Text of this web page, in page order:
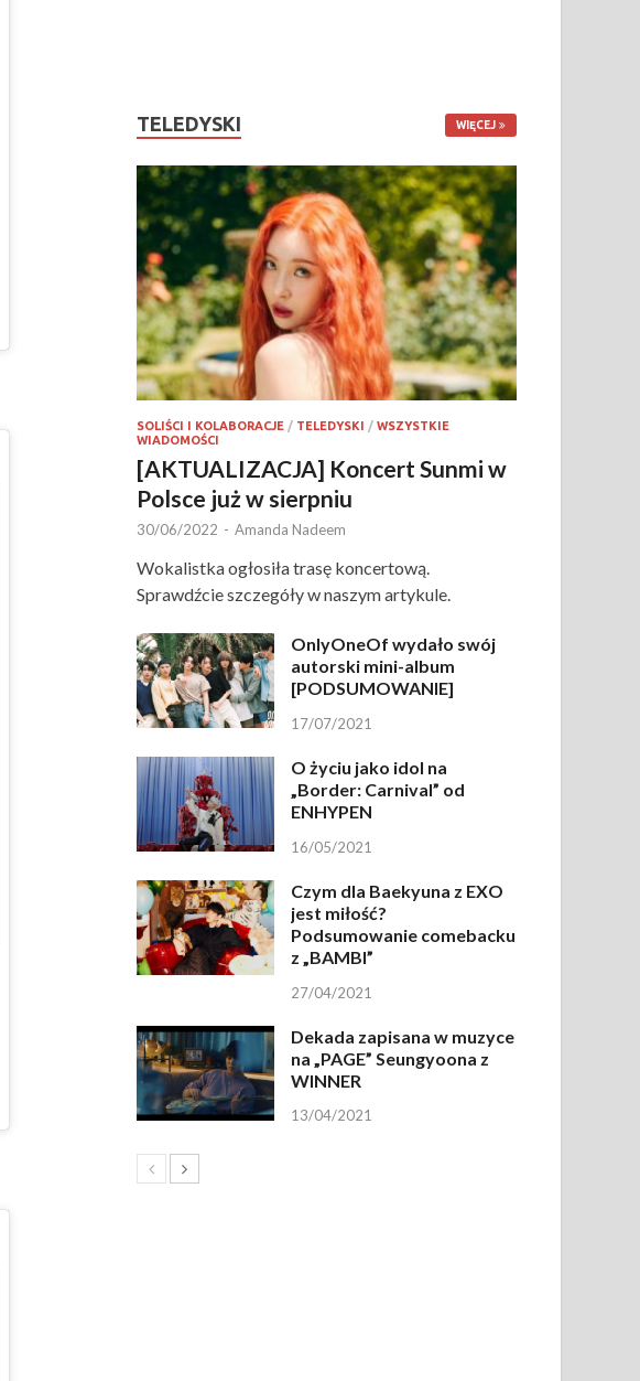
TELEDYSKI WIĘCEJ
SOLIŚCI I KOLABORACJE / TELEDYSKI /WSZYSTKIE
WIADOMOŚCI
[AKTUALIZACJA] Koncert Sunmi w
Polsce już w sierpniu
30/06/2022 - Amanda Nadeem
Wokalistka ogłosiła trasę koncertową.
Sprawdźcie szczegóły w naszym artykule.
OnlyOneOf wydało swój
autorski mini-album
[PODSUMOWANIE]
17/07/2021
O życiu jako idol na
„Border: Carnival” od
ENHYPEN
16/05/2021
Czym dla Baekyuna z EXO
jest miłość?
Podsumowanie comebacku
z „BAMBI”
27/04/2021
Dekada zapisana w muzyce
na „PAGE” Seungyoona z
WINNER
13/04/2021